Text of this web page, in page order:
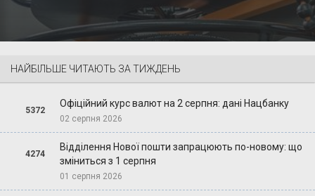
НАЙБІЛЬШЕ ЧИТАЮТЬ ЗА ТИЖДЕНЬ
5372
Офіційний курс валют на 2 серпня: дані Нацбанку
02 серпня 2026
4274
Відділення Нової пошти запрацюють по-новому: що
зміниться з 1 серпня
01 серпня 2026